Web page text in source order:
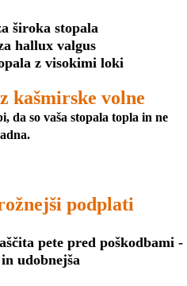
široka stopala
hallux valgus
z visokimi loki
kašmirske volne
da so vaša stopala topla in ne
podplati
pete pred poškodbami -
udobnejša